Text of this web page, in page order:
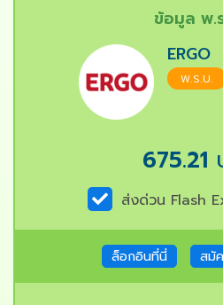
ข้อมูล พ.
ERGO
พ.ร.บ.
675.21
ส่งด่วน Flash
ล็อกอินที่นี่ สมั